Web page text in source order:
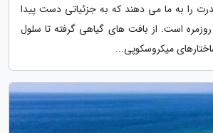
را به ما می دهند که به جزئیاتی دست پیدا
روزمره است. از بافت های گیاهی گرفته تا سلول
میکروسکوپی...